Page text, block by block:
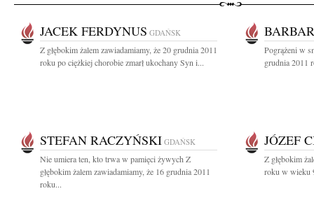
JACEK FERDYNUS GDAŃSK
Z głębokim żalem zawiadamiamy, że 20 grudnia 2011
roku po ciężkiej chorobie zmarł ukochany Syn i...
Pogrążeni w
grudnia 2011
STEFAN RACZYŃSKI GDAŃSK
Nie umiera ten, kto trwa w pamięci żywych Z
głębokim żalem zawiadamiamy, że 16 grudnia 2011
roku...
JÓZEF
Z głębokim
roku w wieku